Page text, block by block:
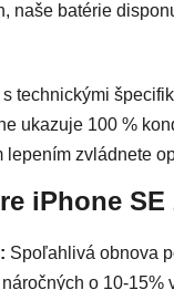
naše batérie
technickými
ukazuje 100 %
lepením zvládnete
iPhone SE
: Spoľahlivá obnova
o 10-15%